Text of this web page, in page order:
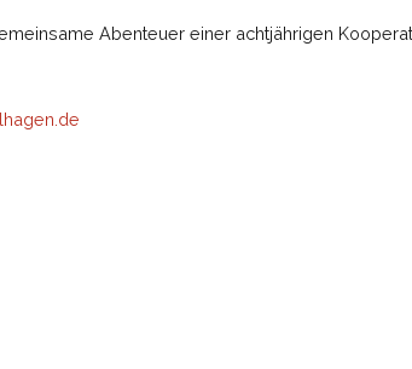
Abenteuer einer achtjährigen